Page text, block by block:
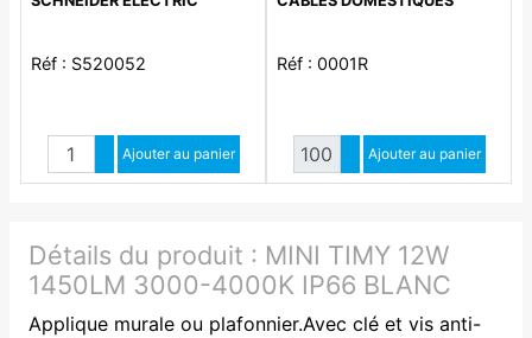
Réf : S520052
Quantité
Augmenter quantité
Diminuer quantité
Ajouter au panier
Réf : 0001R
Quantité
Augmenter quantité
Diminuer quantité
Ajouter au panier
Détails du produit : MINI TIMY 12W
1450LM 3000-4000K IP66 BLANC
Applique murale ou plafonnier.Avec clé et vis anti-